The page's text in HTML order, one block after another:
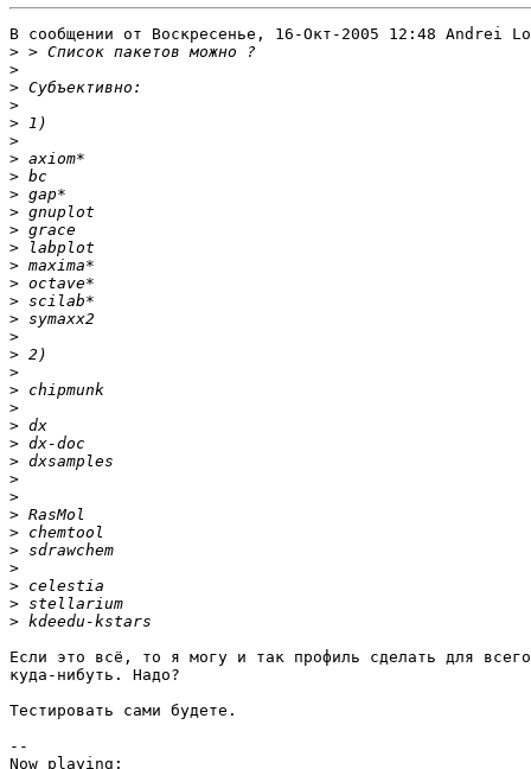
В сообщении от Воскресенье, 16-Окт-2005 12:48 Andrei
>
>
>
>
>
>
>
>
>
>
>
>
>
>
>
>
>
>
>
>
>
>
>
>
>
>
>
>
>
>
>
>
>
Если это всё, то я могу и так профиль сделать для
куда-нибуть. Надо?
Тестировать сами будете.
--
Now playing: